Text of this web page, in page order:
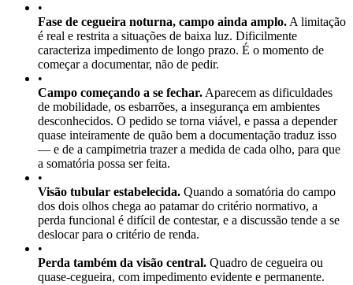
•
Fase de cegueira noturna, campo ainda amplo. A limitação
é real e restrita a situações de baixa luz. Dificilmente
caracteriza impedimento de longo prazo. É o momento de
começar a documentar, não de pedir.
•
Campo começando a se fechar. Aparecem as dificuldades
de mobilidade, os esbarrões, a insegurança em ambientes
desconhecidos. O pedido se torna viável, e passa a depender
quase inteiramente de quão bem a documentação traduz isso
— e de a campimetria trazer a medida de cada olho, para que
a somatória possa ser feita.
•
Visão tubular estabelecida. Quando a somatória do campo
dos dois olhos chega ao patamar do critério normativo, a
perda funcional é difícil de contestar, e a discussão tende a se
deslocar para o critério de renda.
•
Perda também da visão central. Quadro de cegueira ou
quase-cegueira, com impedimento evidente e permanente.